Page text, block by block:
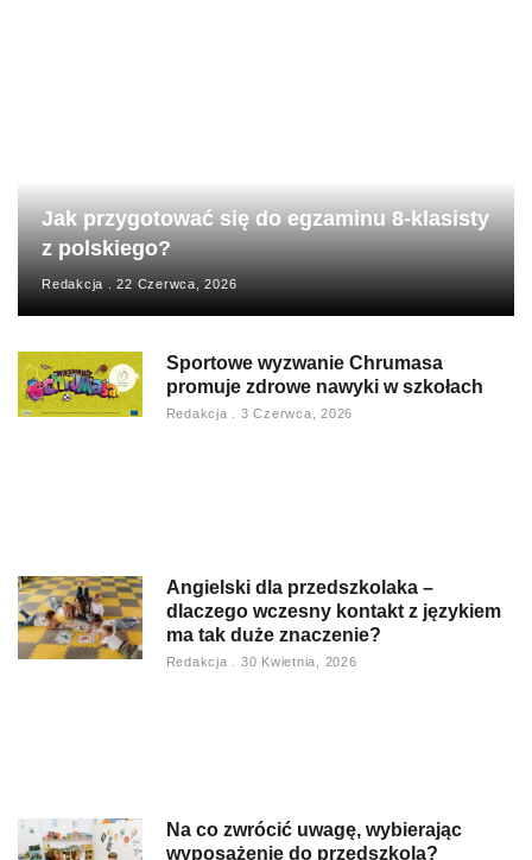
Jak przygotować się do egzaminu 8-klasisty
z polskiego?
Redakcja 22 Czerwca, 2026
Sportowe wyzwanie Chrumasa
promuje zdrowe nawyki w szkołach
Redakcja 3 Czerwca, 2026
Angielski dla przedszkolaka –
dlaczego wczesny kontakt z językiem
ma tak duże znaczenie?
Redakcja 30 Kwietnia, 2026
Na co zwrócić uwagę, wybierając
wyposażenie do przedszkola?